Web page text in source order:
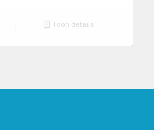
Toon details